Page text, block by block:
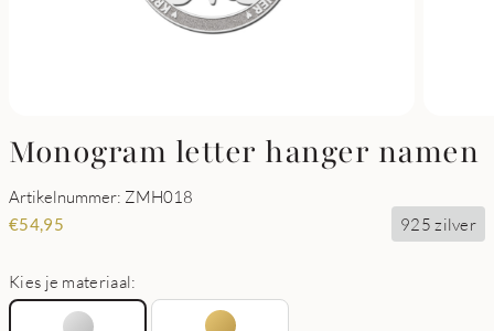
Monogram letter hanger namen
Artikelnummer: ZMH018
€54,95 925 zilver
Kies je materiaal: